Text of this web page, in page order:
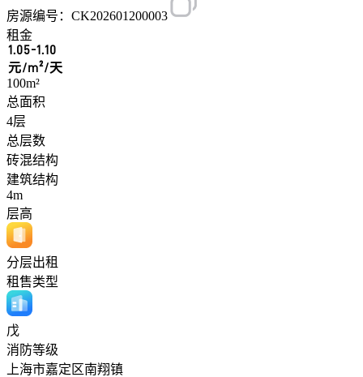
房源编号：CK202601200003
租金
1.05-1.10
元/m²/天
100m²
总面积
4层
总层数
砖混结构
建筑结构
4m
层高
分层出租
租售类型
戊
消防等级
上海市嘉定区南翔镇